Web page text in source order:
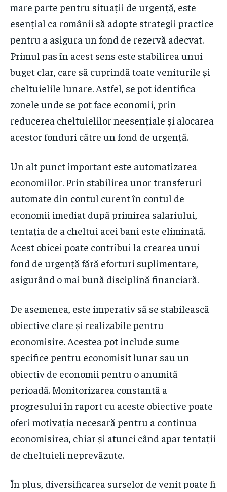
mare parte pentru situații de urgență, este
esențial ca românii să adopte strategii practice
pentru a asigura un fond de rezervă adecvat.
Primul pas în acest sens este stabilirea unui
buget clar, care să cuprindă toate veniturile și
cheltuielile lunare. Astfel, se pot identifica
zonele unde se pot face economii, prin
reducerea cheltuielilor neesențiale și alocarea
acestor fonduri către un fond de urgență.
Un alt punct important este automatizarea
economiilor. Prin stabilirea unor transferuri
automate din contul curent în contul de
economii imediat după primirea salariului,
tentația de a cheltui acei bani este eliminată.
Acest obicei poate contribui la crearea unui
fond de urgență fără eforturi suplimentare,
asigurând o mai bună disciplină financiară.
De asemenea, este imperativ să se stabilească
obiective clare și realizabile pentru
economisire. Acestea pot include sume
specifice pentru economisit lunar sau un
obiectiv de economii pentru o anumită
perioadă. Monitorizarea constantă a
progresului în raport cu aceste obiective poate
oferi motivația necesară pentru a continua
economisirea, chiar și atunci când apar tentații
de cheltuieli neprevăzute.
În plus, diversificarea surselor de venit poate fi